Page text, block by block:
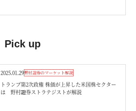
Pick up
2025.01.29野村證券のマーケット解説
トランプ第2次政権 株価が上昇した米国株セクター
は 野村證券ストラテジストが解説